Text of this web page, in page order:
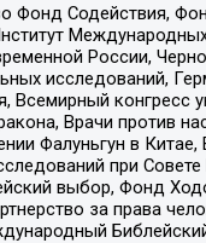
Содействия,
Международных
России,
исследований,
конгресс
Врачи против
Фалуньгун в
при
выбор, Фонд
за права